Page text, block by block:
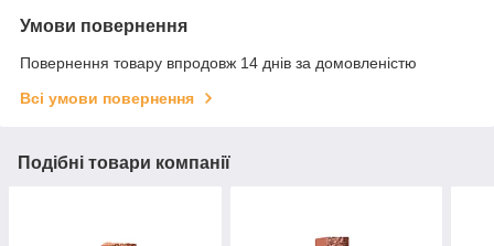
Умови повернення
Повернення товару впродовж 14 днів за домовленістю
Всі умови повернення
Подібні товари компанії